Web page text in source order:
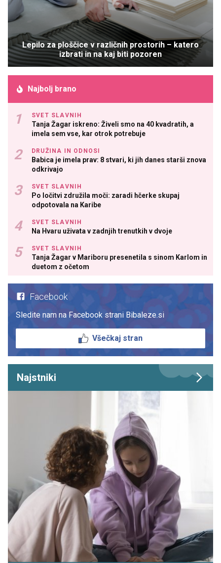
Lepilo za ploščice v različnih prostorih – katero
izbrati in na kaj biti pozoren
Najbolj brano
SVET SLAVNIH
Tanja Žagar iskreno: Živeli smo na 40 kvadratih, a
imela sem vse, kar otrok potrebuje
DRUŽINA IN ODNOSI
Babica je imela prav: 8 stvari, ki jih danes starši znova
odkrivajo
SVET SLAVNIH
Po ločitvi združila moči: zaradi hčerke skupaj
odpotovala na Karibe
SVET SLAVNIH
Na Hvaru uživata v zadnjih trenutkih v dvoje
SVET SLAVNIH
Tanja Žagar v Mariboru presenetila s sinom Karlom in
duetom z očetom
Facebook
Sledite nam na Facebook strani Bibaleze.si
Všečkaj stran
Najstniki